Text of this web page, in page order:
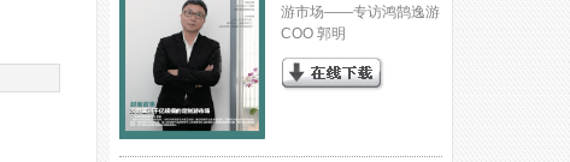
游市场——专访鸿鹄逸游
COO 郭明